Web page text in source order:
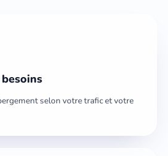
selon votre trafic et votre